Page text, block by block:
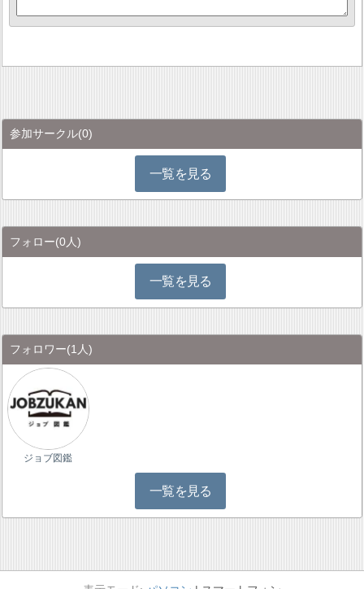
参加サークル(0)
一覧を見る
フォロー(0人)
一覧を見る
フォロワー(1人)
ジョブ図鑑
一覧を見る